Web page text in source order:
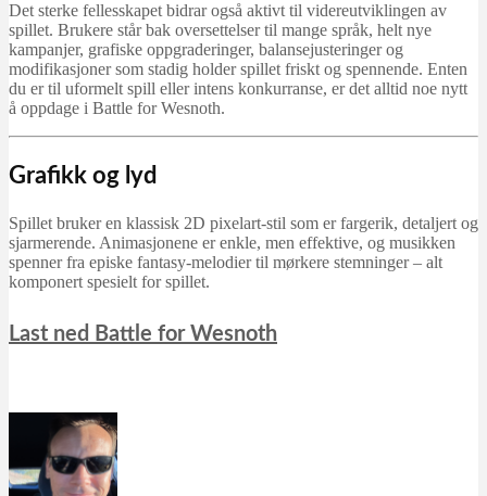
Det sterke fellesskapet bidrar også aktivt til videreutviklingen av
spillet. Brukere står bak oversettelser til mange språk, helt nye
kampanjer, grafiske oppgraderinger, balansejusteringer og
modifikasjoner som stadig holder spillet friskt og spennende. Enten
du er til uformelt spill eller intens konkurranse, er det alltid noe nytt
å oppdage i Battle for Wesnoth.
Grafikk og lyd
Spillet bruker en klassisk 2D pixelart-stil som er fargerik, detaljert og
sjarmerende. Animasjonene er enkle, men effektive, og musikken
spenner fra episke fantasy-melodier til mørkere stemninger – alt
komponert spesielt for spillet.
Last ned Battle for Wesnoth